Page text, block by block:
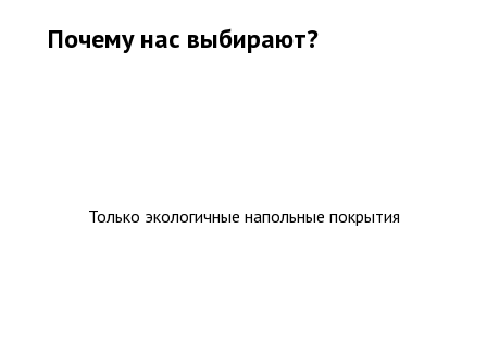
Почему нас выбирают?
Только экологичные напольные покрытия